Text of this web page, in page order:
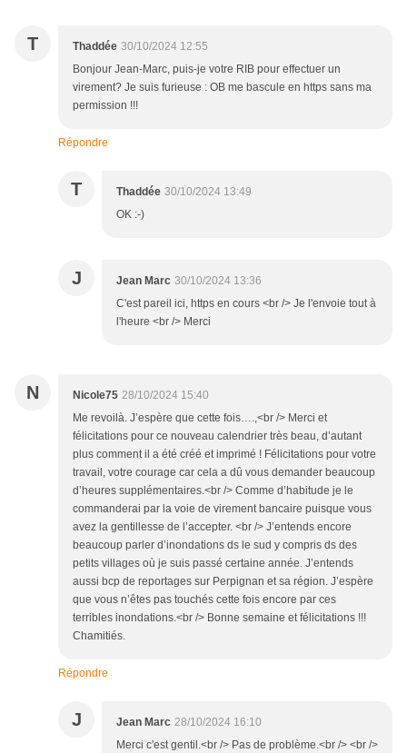
T Thaddée 30/10/2024 12:55
Bonjour Jean-Marc, puis-je votre RIB pour effectuer un
virement? Je suis furieuse : OB me bascule en https sans ma
permission !!!
Répondre
T Thaddée 30/10/2024 13:49
OK :-)
J Jean Marc 30/10/2024 13:36
C'est pareil ici, https en cours <br /> Je l'envoie tout à
l'heure <br /> Merci
N Nicole75 28/10/2024 15:40
Me revoilà. J’espère que cette fois….,<br /> Merci et
félicitations pour ce nouveau calendrier très beau, d’autant
plus comment il a été créé et imprimé ! Félicitations pour votre
travail, votre courage car cela a dû vous demander beaucoup
d’heures supplémentaires.<br /> Comme d’habitude je le
commanderai par la voie de virement bancaire puisque vous
avez la gentillesse de l’accepter. <br /> J’entends encore
beaucoup parler d’inondations ds le sud y compris ds des
petits villages où je suis passé certaine année. J’entends
aussi bcp de reportages sur Perpignan et sa région. J’espère
que vous n’êtes pas touchés cette fois encore par ces
terribles inondations.<br /> Bonne semaine et félicitations !!!
Chamitiés.
Répondre
J Jean Marc 28/10/2024 16:10
Merci c'est gentil.<br /> Pas de problème.<br /> <br />